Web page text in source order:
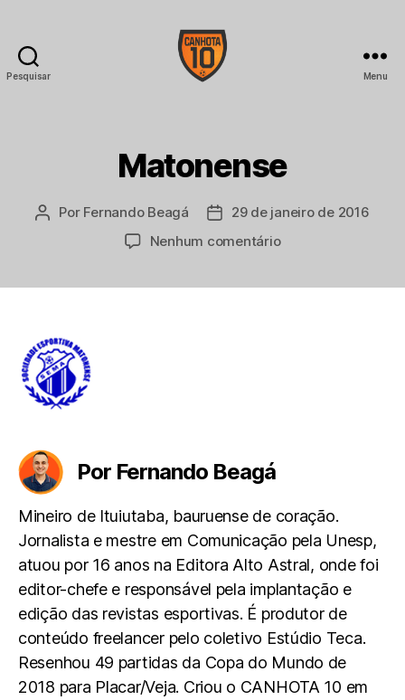
Pesquisar Menu
Matonense
Autor
Por Fernando Beagá
Data29 de janeiro de 2016
Nenhum comentárioem
Por Fernando Beagá
Mineiro de Ituiutaba, bauruense de coração.
Jornalista e mestre em Comunicação pela Unesp,
atuou por 16 anos na Editora Alto Astral, onde foi
editor-chefe e responsável pela implantação e
edição das revistas esportivas. É produtor de
conteúdo freelancer pelo coletivo Estúdio Teca.
Resenhou 49 partidas da Copa do Mundo de
2018 para Placar/Veja. Criou o CANHOTA 10 em